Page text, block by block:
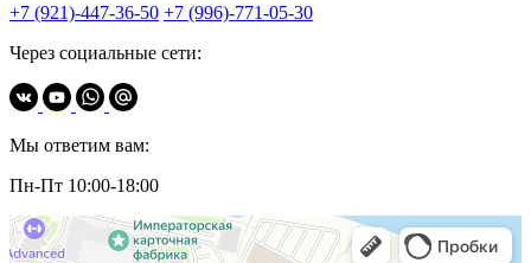
+7 (921)-447-36-50 +7 (996)-771-05-30
Через социальные сети:
Мы ответим вам:
Пн-Пт 10:00-18:00